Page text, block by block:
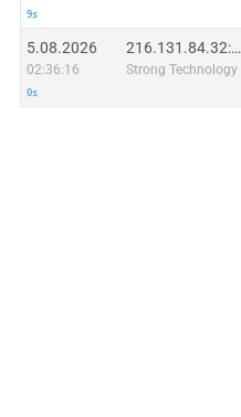
9s
5.08.2026
02:36:16
0s
216.131.84.32:43598
Strong Technology